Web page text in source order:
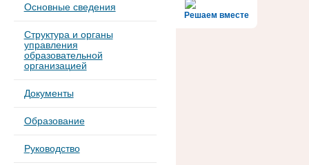
Основные сведения
Структура и органы
управления
образовательной
организацией
Документы
Образование
Руководство
Решаем вместе